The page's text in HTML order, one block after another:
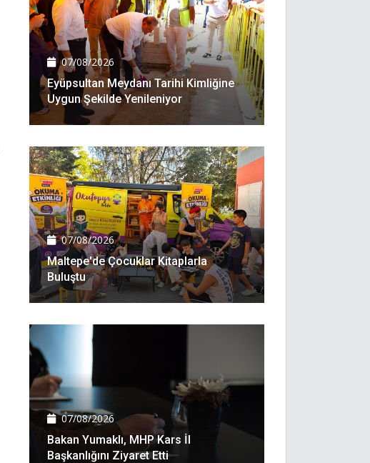
07/08/2026
Eyüpsultan Meydanı Tarihi Kimliğine
Uygun Şekilde Yenileniyor
07/08/2026
Maltepe'de Çocuklar Kitaplarla
Buluştu
07/08/2026
Bakan Yumaklı, MHP Kars İl
Başkanlığını Ziyaret Etti